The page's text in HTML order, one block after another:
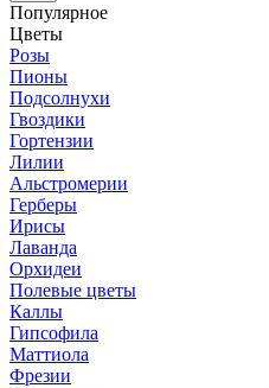
Популярное
Цветы
Розы
Пионы
Подсолнухи
Гвоздики
Гортензии
Лилии
Альстромерии
Герберы
Ирисы
Лаванда
Орхидеи
Полевые цветы
Каллы
Гипсофила
Маттиола
Фрезии